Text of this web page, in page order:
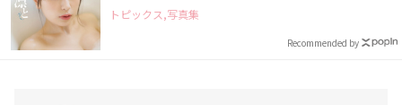
トピックス,写真集
Recommended by